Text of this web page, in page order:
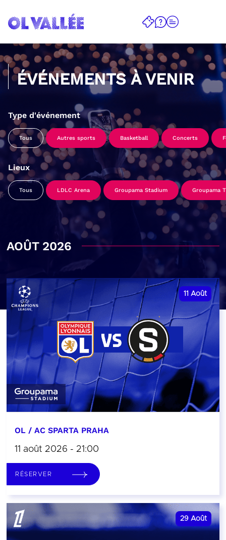
ÉVÉNEMENTS À VENIR
Type d'événement
Tous Autres sports Basketball Concerts
Lieux
Tous LDLC Arena Groupama Stadium Groupama
AOÛT 2026
11 Août
OL / AC SPARTA PRAHA
11 août 2026 - 21:00
RÉSERVER
29 Août